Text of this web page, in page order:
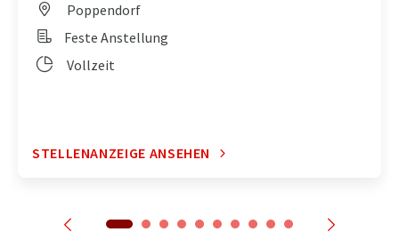
Poppendorf
Feste Anstellung
Vollzeit
STELLENANZEIGE ANSEHEN